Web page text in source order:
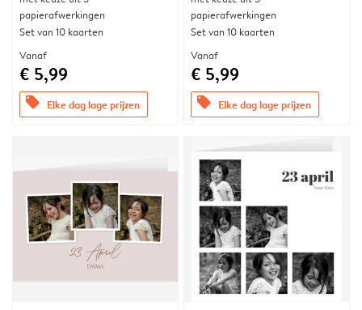
papierafwerkingen
Set van 10 kaarten
Vanaf
€ 5,99
offers Elke dag lage prijzen
papierafwerkingen
Set van 10 kaarten
Vanaf
€ 5,99
offers Elke dag lage prijzen